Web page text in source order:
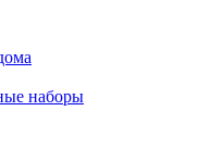
наборы